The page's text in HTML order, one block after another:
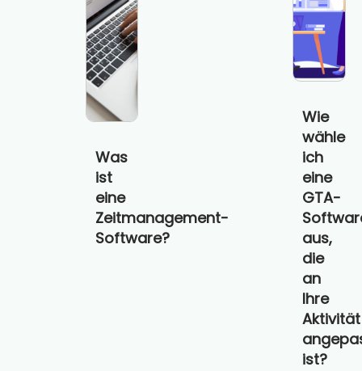
Wie
wähle
ich
eine
GTA-
aus,
die
an
Ihre
Aktivität
ist?
Was
ist
eine
Zeitmanagement-
Software?